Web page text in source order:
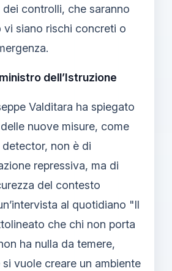
controlli, che saranno
vi siano rischi concreti o
dell’Istruzione
Valditara ha spiegato
nuove misure, come
detector, non è di
repressiva, ma di
del contesto
al quotidiano "Il
che chi non porta
ha nulla da temere,
vuole creare un ambiente